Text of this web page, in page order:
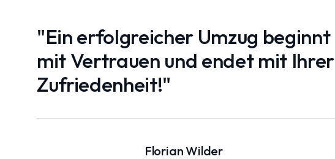
"Ein erfolgreicher Umzug beginnt
mit Vertrauen und endet mit Ihrer
Zufriedenheit!"
Florian Wilder